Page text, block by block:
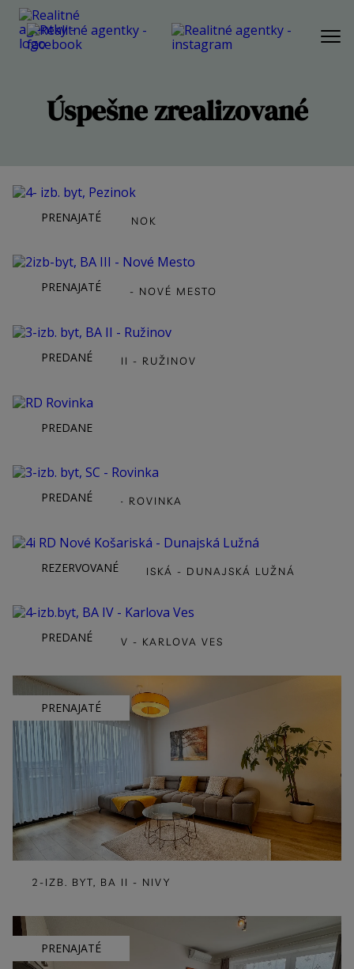
AKTUÁLNA PONUKA
POZEMOK
REKREAČNÁ NEHNUTEĽNOSŤ
SLUŽBY
NÁŠ TÍM
ZREALIZOVANÉ
Úspešne zrealizované
4- IZB. BYT, PEZINOK
PRENAJATÉ
2IZB-BYT, BA III - NOVÉ MESTO
PRENAJATÉ
3-IZB. BYT, BA II - RUŽINOV
PREDANÉ
RD ROVINKA
PREDANE
3-IZB. BYT, SC - ROVINKA
PREDANÉ
4I RD NOVÉ KOŠARISKÁ - DUNAJSKÁ LUŽNÁ
REZERVOVANÉ
4-IZB.BYT, BA IV - KARLOVA VES
PREDANÉ
2-IZB. BYT, BA II - NIVY
PRENAJATÉ
PRENAJATÉ